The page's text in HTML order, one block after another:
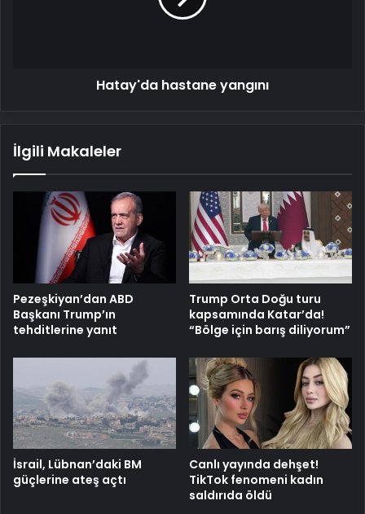
Hatay'da hastane yangını
İlgili Makaleler
Pezeşkiyan’dan ABD
Başkanı Trump’ın
tehditlerine yanıt
Trump Orta Doğu turu
kapsamında Katar’da!
“Bölge için barış diliyorum”
İsrail, Lübnan’daki BM
güçlerine ateş açtı
Canlı yayında dehşet!
TikTok fenomeni kadın
saldırıda öldü